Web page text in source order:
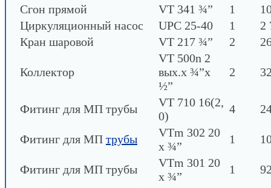
Сгон прямой
VT 341 ¾” 1
Циркуляционный насос
UPC 25-40 1
2
Кран шаровой
VT 217 ¾” 2
Коллектор
VT 500n 2
вых.х ¾”х
½”
2
Фитинг для МП трубы
VT 710 16(2,
0)
4
Фитинг для МП трубы
VTm 302 20
х ¾”
1
Фитинг для МП трубы
VTm 301 20
х ¾”
1